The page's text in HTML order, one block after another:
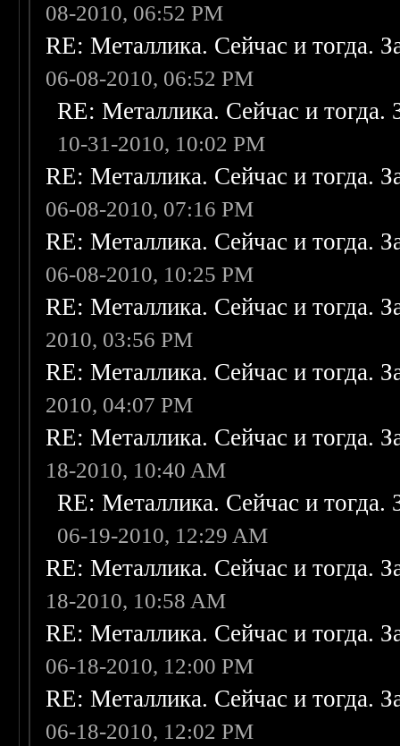
08-2010, 06:52 PM
RE: Металлика. Сейчас и тогда.
06-08-2010, 06:52 PM
RE: Металлика. Сейчас и
10-31-2010, 10:02 PM
RE: Металлика. Сейчас и тогда.
06-08-2010, 07:16 PM
RE: Металлика. Сейчас и тогда.
06-08-2010, 10:25 PM
RE: Металлика. Сейчас и тогда.
2010, 03:56 PM
RE: Металлика. Сейчас и тогда.
2010, 04:07 PM
RE: Металлика. Сейчас и тогда.
18-2010, 10:40 AM
RE: Металлика. Сейчас и
06-19-2010, 12:29 AM
RE: Металлика. Сейчас и тогда.
18-2010, 10:58 AM
RE: Металлика. Сейчас и тогда.
06-18-2010, 12:00 PM
RE: Металлика. Сейчас и тогда.
06-18-2010, 12:02 PM